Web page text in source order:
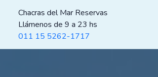
Chacras del Mar Reservas
Llámenos de 9 a 23 hs
011 15 5262-1717